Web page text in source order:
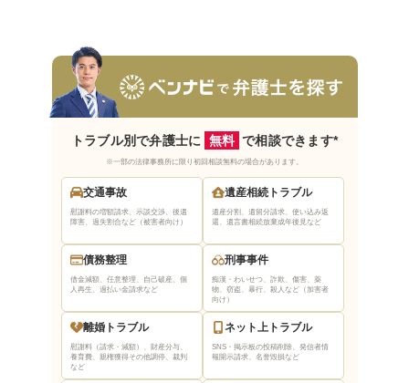
まとめ｜石巻で無料法律相談できる弁護士はベ
ンナビで探そう
トラブル別で弁護士に 無料 で相談できます*
※一部の法律事務所に限り初回相談無料の場合があります。
交通事故
慰謝料の増額請求、示談交渉、後遺
障害、過失割合など（被害者向け）
遺産相続トラブル
遺産分割、遺留分請求、使い込み返
還、遺言書相続放棄成年後見など
債務整理
借金減額、任意整理、自己破産、個
人再生、過払い金請求など
刑事事件
痴漢・わいせつ、詐欺、傷害、薬
物、窃盗、暴行、殺人など（加害者
向け）
離婚トラブル
慰謝料（請求・減額）、財産分与、
養育費、親権獲得その他調停、裁判
など
ネット上トラブル
SNS・掲示板の投稿削除、発信者情
報開示請求、名誉毀損など